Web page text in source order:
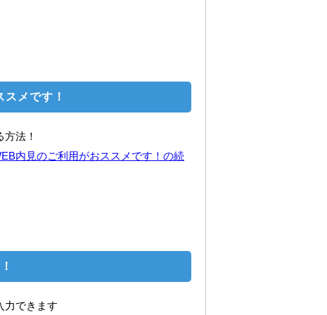
メです！
法！
内見のご利用がおススメです！の続
できます